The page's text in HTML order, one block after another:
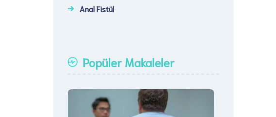
Anal Fistül
Popüler Makaleler